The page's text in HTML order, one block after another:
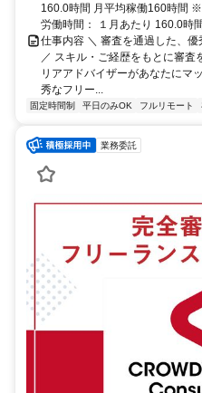
160.0時間 月平均稼働160時間
労働時間： １月あたり 160.0時
仕事内容 ＼ 審査を通過した、
／ スキル・ご経歴をもとに審査
リアアドバイザーがあなたにマ
秀なフリー...
固定時間制 平日のみOK フルリモート
業務委託